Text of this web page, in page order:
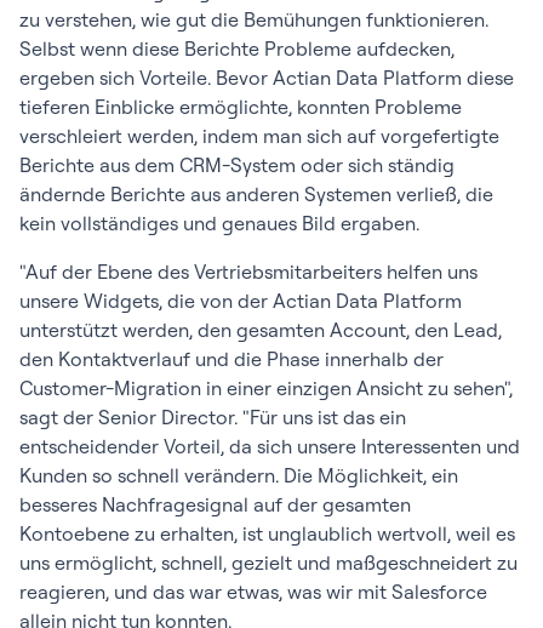
zu verstehen, wie gut die Bemühungen funktionieren.
Selbst wenn diese Berichte Probleme aufdecken,
ergeben sich Vorteile. Bevor Actian Data Platform diese
tieferen Einblicke ermöglichte, konnten Probleme
verschleiert werden, indem man sich auf vorgefertigte
Berichte aus dem CRM-System oder sich ständig
ändernde Berichte aus anderen Systemen verließ, die
kein vollständiges und genaues Bild ergaben.
"Auf der Ebene des Vertriebsmitarbeiters helfen uns
unsere Widgets, die von der Actian Data Platform
unterstützt werden, den gesamten Account, den Lead,
den Kontaktverlauf und die Phase innerhalb der
Customer-Migration in einer einzigen Ansicht zu sehen",
sagt der Senior Director. "Für uns ist das ein
entscheidender Vorteil, da sich unsere Interessenten und
Kunden so schnell verändern. Die Möglichkeit, ein
besseres Nachfragesignal auf der gesamten
Kontoebene zu erhalten, ist unglaublich wertvoll, weil es
uns ermöglicht, schnell, gezielt und maßgeschneidert zu
reagieren, und das war etwas, was wir mit Salesforce
allein nicht tun konnten.